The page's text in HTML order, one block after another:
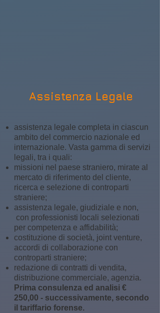
Assistenza Legale
assistenza legale completa in ciascun
ambito del commercio nazionale ed
internazionale. Vasta gamma di servizi
legali, tra i quali:
missioni nel paese straniero, mirate al
mercato di riferimento del cliente,
ricerca e selezione di controparti
straniere;
assistenza legale, giudiziale e non,
con professionisti locali selezionati
per competenza e affidabilità;
costituzione di società, joint venture,
accordi di collaborazione con
controparti straniere;
redazione di contratti di vendita,
distribuzione commerciale, agenzia.
Prima consulenza ed analisi €
250,00 - successivamente, secondo
il tariffario forense.